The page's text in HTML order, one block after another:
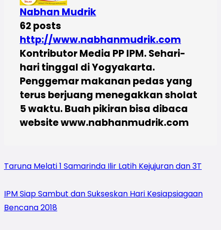
Nabhan Mudrik
62 posts
http://www.nabhanmudrik.com
Kontributor Media PP IPM. Sehari-
hari tinggal di Yogyakarta.
Penggemar makanan pedas yang
terus berjuang menegakkan sholat
5 waktu. Buah pikiran bisa dibaca
website www.nabhanmudrik.com
Taruna Melati 1 Samarinda Ilir Latih Kejujuran dan 3T
IPM Siap Sambut dan Sukseskan Hari Kesiapsiagaan
Bencana 2018